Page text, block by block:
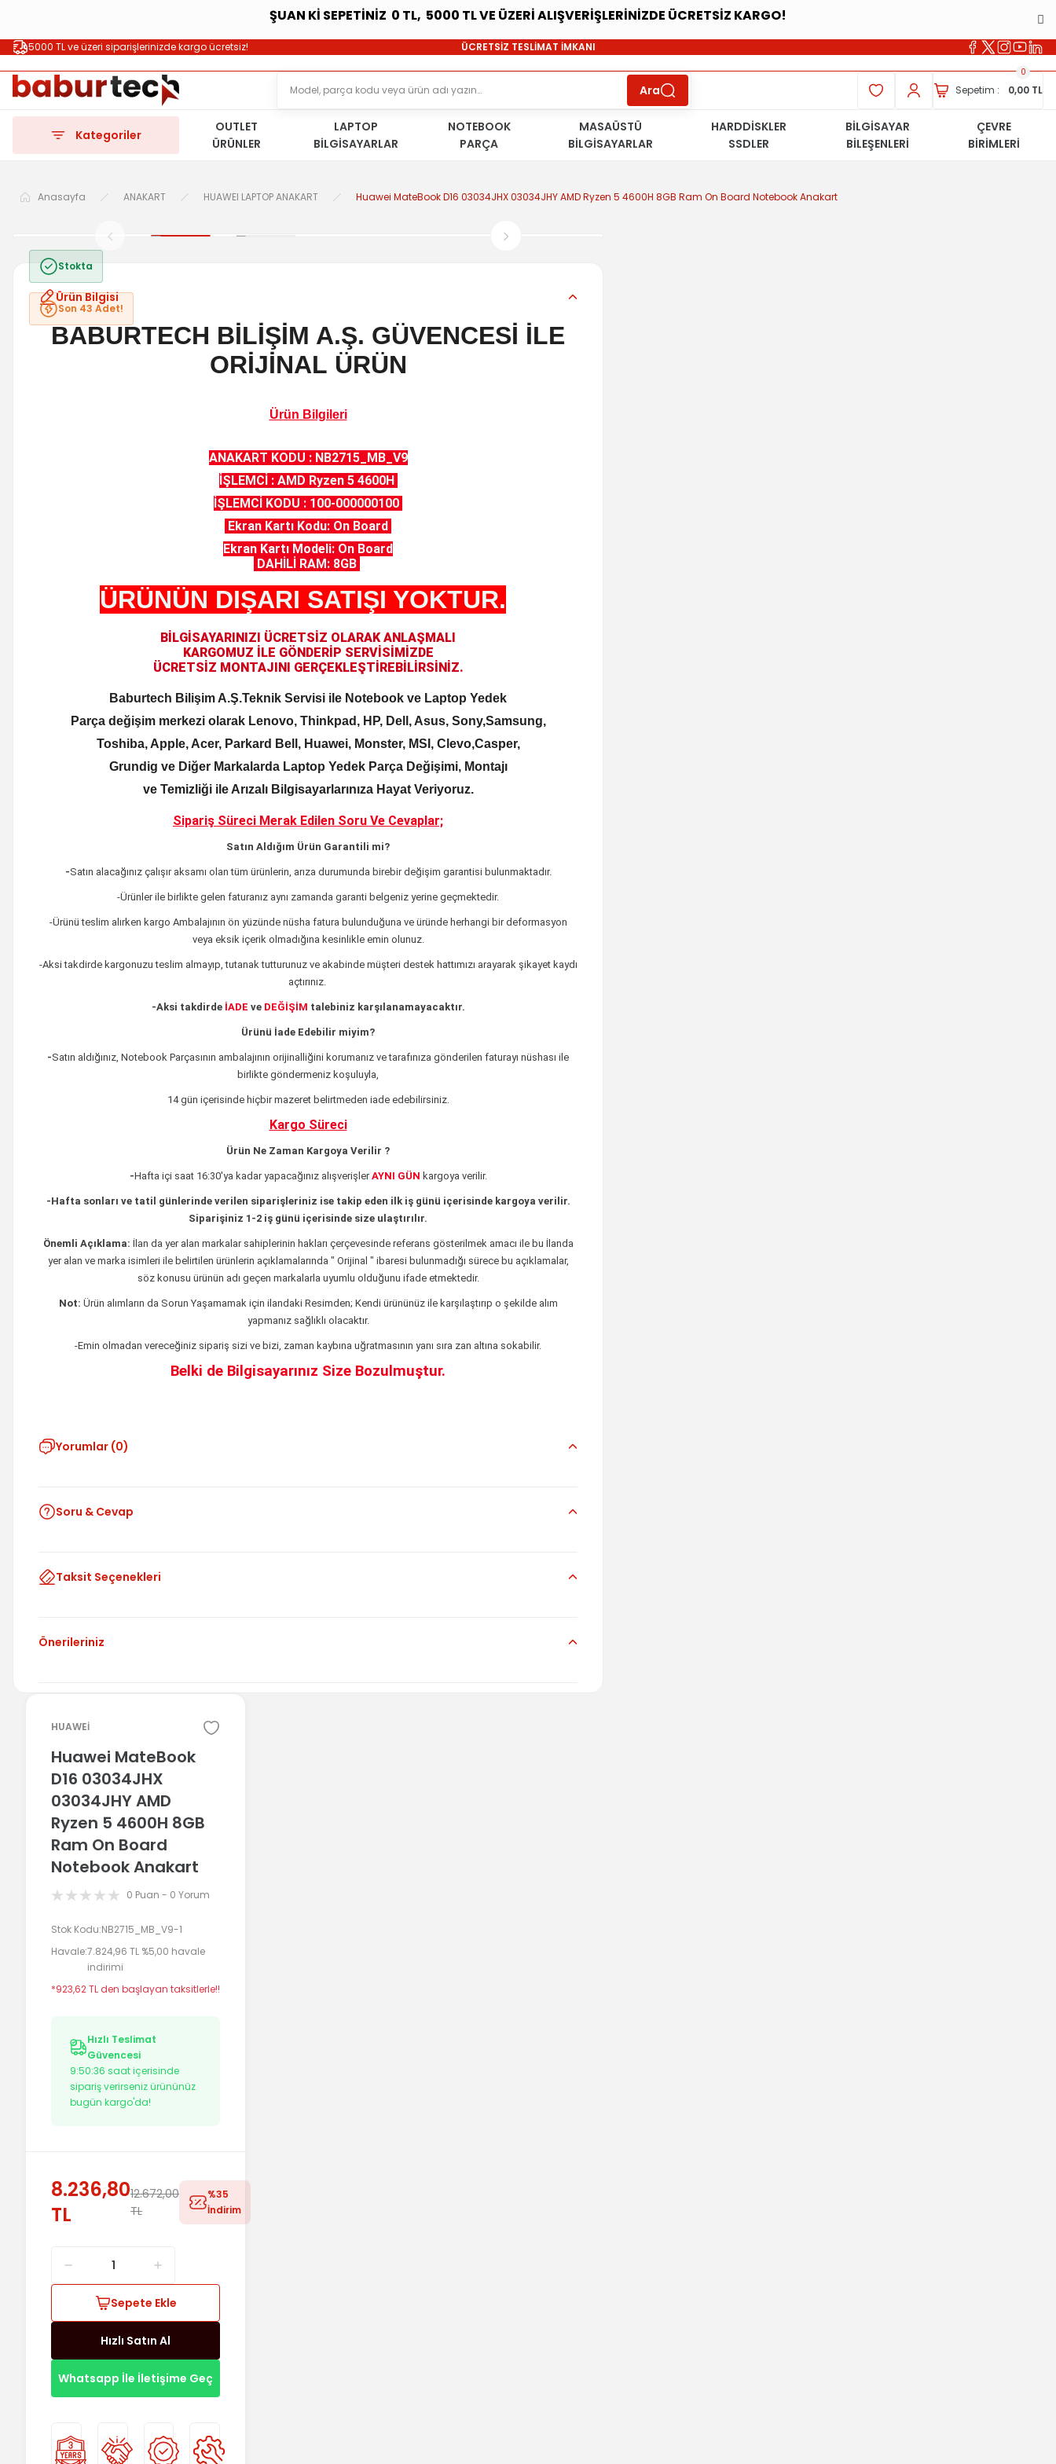
ŞUAN Kİ SEPETİNİZ 0 TL, 5000 TL VE ÜZERİ ALIŞVERİŞLERİNİZDE ÜCRETSİZ KARGO!
5000 TL ve üzeri siparişlerinizde kargo ücretsiz!
ÜCRETSİZ TESLİMAT İMKANI
ÜCRETSİZ TESLİMAT İMKANI
KOŞULSUZ İADE HAKKI
SÜRDÜRÜLEBİLİR ÜRÜNLER
Ara Sepetim : 0,00 TL
0
Kategoriler
OUTLET
ÜRÜNLER
LAPTOP
BİLGİSAYARLAR
NOTEBOOK
PARÇA
MASAÜSTÜ
BİLGİSAYARLAR
HARDDİSKLER
SSDLER
BİLGİSAYAR
BİLEŞENLERİ
ÇEVRE
BİRİMLERİ
Anasayfa ANAKART HUAWEI LAPTOP ANAKART Huawei MateBook D16 03034JHX 03034JHY AMD Ryzen 5 4600H 8GB Ram On Board Notebook Anakart
Stokta
Son 43 Adet!
Ürün Bilgisi
BABURTECH BİLİŞİM A.Ş. GÜVENCESİ İLE
ORİJİNAL ÜRÜN
Ürün Bilgileri
ANAKART KODU : NB2715_MB_V9
İŞLEMCİ : AMD Ryzen 5 4600H
İŞLEMCİ KODU : 100-000000100
Ekran Kartı Kodu: On Board
Ekran Kartı Modeli: On Board
DAHİLİ RAM: 8GB
ÜRÜNÜN DIŞARI SATIŞI YOKTUR.
BİLGİSAYARINIZI ÜCRETSİZ OLARAK ANLAŞMALI
KARGOMUZ İLE GÖNDERİP SERVİSİMİZDE
ÜCRETSİZ MONTAJINI GERÇEKLEŞTİREBİLİRSİNİZ.
Baburtech Bilişim A.Ş.Teknik Servisi ile Notebook ve Laptop Yedek
Parça değişim merkezi olarak Lenovo, Thinkpad, HP, Dell, Asus, Sony,Samsung,
Toshiba, Apple, Acer, Parkard Bell, Huawei, Monster, MSI, Clevo,Casper,
Grundig ve Diğer Markalarda Laptop Yedek Parça Değişimi, Montajı
ve Temizliği ile Arızalı Bilgisayarlarınıza Hayat Veriyoruz.
Sipariş Süreci Merak Edilen Soru Ve Cevaplar;
Satın Aldığım Ürün Garantili mi?
-Satın alacağınız çalışır aksamı olan tüm ürünlerin, arıza durumunda birebir değişim garantisi bulunmaktadır.
-Ürünler ile birlikte gelen faturanız aynı zamanda garanti belgeniz yerine geçmektedir.
-Ürünü teslim alırken kargo Ambalajının ön yüzünde nüsha fatura bulunduğuna ve üründe herhangi bir deformasyon
veya eksik içerik olmadığına kesinlikle emin olunuz.
-Aksi takdirde kargonuzu teslim almayıp, tutanak tutturunuz ve akabinde müşteri destek hattımızı arayarak şikayet kaydı
açtırınız.
-Aksi takdirde İADE ve DEĞİŞİM talebiniz karşılanamayacaktır.
Ürünü İade Edebilir miyim?
-Satın aldığınız, Notebook Parçasının ambalajının orijinalliğini korumanız ve tarafınıza gönderilen faturayı nüshası ile
birlikte göndermeniz koşuluyla,
14 gün içerisinde hiçbir mazeret belirtmeden iade edebilirsiniz.
Kargo Süreci
Ürün Ne Zaman Kargoya Verilir ?
-Hafta içi saat 16:30'ya kadar yapacağınız alışverişler AYNI GÜN kargoya verilir.
-Hafta sonları ve tatil günlerinde verilen siparişleriniz ise takip eden ilk iş günü içerisinde kargoya verilir.
Siparişiniz 1-2 iş günü içerisinde size ulaştırılır.
Önemli Açıklama: İlan da yer alan markalar sahiplerinin hakları çerçevesinde referans gösterilmek amacı ile bu İlanda
yer alan ve marka isimleri ile belirtilen ürünlerin açıklamalarında " Orijinal " ibaresi bulunmadığı sürece bu açıklamalar,
söz konusu ürünün adı geçen markalarla uyumlu olduğunu ifade etmektedir.
Not: Ürün alımların da Sorun Yaşamamak için ilandaki Resimden; Kendi ürününüz ile karşılaştırıp o şekilde alım
yapmanız sağlıklı olacaktır.
-Emin olmadan vereceğiniz sipariş sizi ve bizi, zaman kaybına uğratmasının yanı sıra zan altına sokabilir.
Belki de Bilgisayarınız Size Bozulmuştur.
Yorumlar (0)
Soru & Cevap
Taksit Seçenekleri
Önerileriniz
HUAWEİ
Huawei MateBook
D16 03034JHX
03034JHY AMD
Ryzen 5 4600H 8GB
Ram On Board
Notebook Anakart
0 Puan - 0 Yorum
Stok Kodu NB2715_MB_V9-1
Havale7.824,96 TL %5,00 havale
indirimi
*923,62 TL den başlayan taksitlerle!!
Hızlı Teslimat
Güvencesi
9:50:36 saat içerisinde
sipariş verirseniz ürününüz
bugün kargo'da!
8.236,80
TL
12.672,00
TL
%35
İndirim
Sepete Ekle
Hızlı Satın Al
Whatsapp İle İletişime Geç